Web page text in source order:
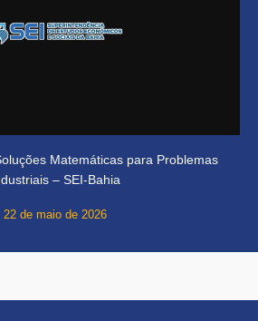
Matemáticas para Problemas
– SEI-Bahia
22 de maio de 2026